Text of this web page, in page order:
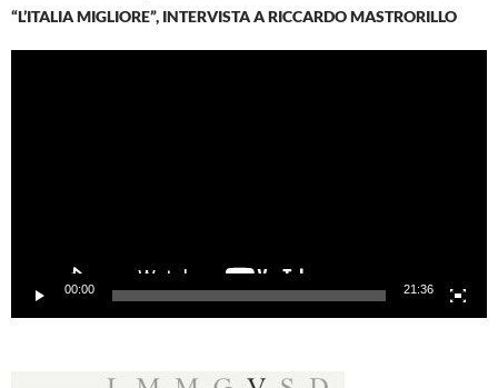
“L’ITALIA MIGLIORE”, INTERVISTA A RICCARDO MASTRORILLO
00:00 21:36